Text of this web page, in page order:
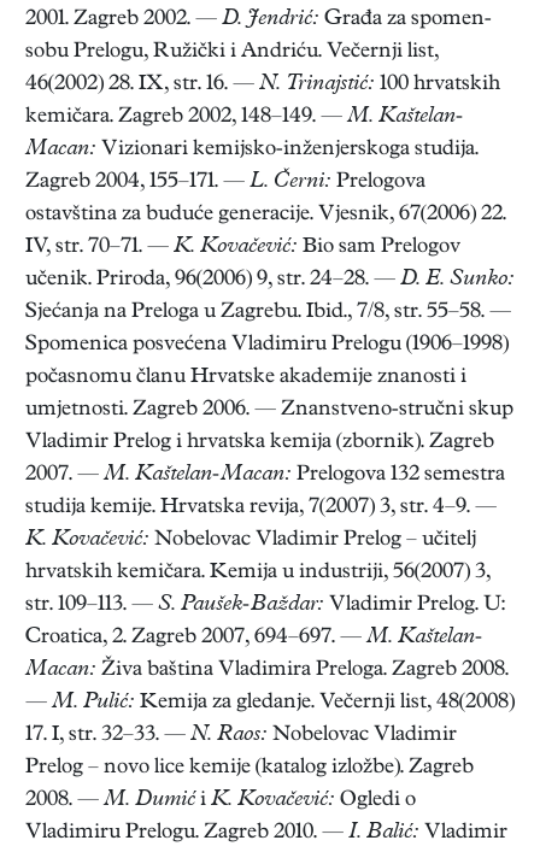
2001. Zagreb 2002. — D. Jendrić: Građa za spomen-
sobu Prelogu, Ružički i Andriću. Večernji list,
46(2002) 28. IX, str. 16. — N. Trinajstić: 100 hrvatskih
kemičara. Zagreb 2002, 148–149. —M. Kaštelan-
Macan: Vizionari kemijsko-inženjerskoga studija.
Zagreb 2004, 155–171. — L. Černi: Prelogova
ostavština za buduće generacije. Vjesnik, 67(2006) 22.
IV, str. 70–71. — K. Kovačević: Bio sam Prelogov
učenik. Priroda, 96(2006) 9, str. 24–28. — D. E. Sunko:
Sjećanja na Preloga u Zagrebu. Ibid., 7/8, str. 55–58. —
Spomenica posvećena Vladimiru Prelogu (1906–1998)
počasnomu članu Hrvatske akademije znanosti i
umjetnosti. Zagreb 2006. — Znanstveno-stručni skup
Vladimir Prelog i hrvatska kemija (zbornik). Zagreb
2007. —M. Kaštelan-Macan: Prelogova 132 semestra
studija kemije. Hrvatska revija, 7(2007) 3, str. 4–9. —
K. Kovačević: Nobelovac Vladimir Prelog – učitelj
hrvatskih kemičara. Kemija u industriji, 56(2007) 3,
str. 109–113. — S. Paušek-Baždar: Vladimir Prelog. U:
Croatica, 2. Zagreb 2007, 694–697. —M. Kaštelan-
Macan: Živa baština Vladimira Preloga. Zagreb 2008.
—M. Pulić: Kemija za gledanje. Večernji list, 48(2008)
17. I, str. 32–33. — N. Raos: Nobelovac Vladimir
Prelog – novo lice kemije (katalog izložbe). Zagreb
2008. —M. Dumić i K. Kovačević: Ogledi o
Vladimiru Prelogu. Zagreb 2010. — I. Balić: Vladimir